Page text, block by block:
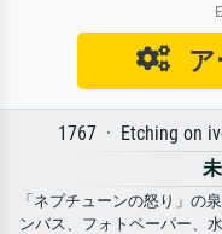
ア
1767 · Etching on
「ネプチューンの怒り」の
ンバス、フォトペーパー、